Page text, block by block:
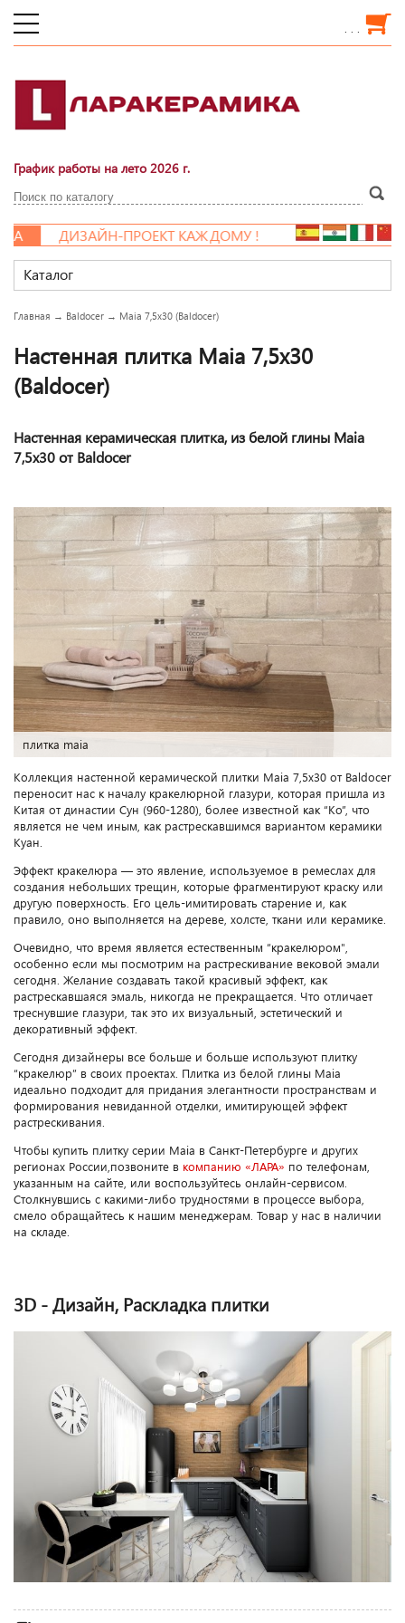
. . .
График работы на лето 2026 г.
ДИЗАЙН-ПРОЕКТ КАЖДОМУ !
Каталог
Главная → Baldocer → Maia 7,5x30 (Baldocer)
Настенная плитка Maia 7,5x30
(Baldocer)
Настенная керамическая плитка, из белой глины Maia
7,5x30 от Baldocer
maia baldocer
Коллекция настенной керамической плитки Maia 7,5x30 от Baldocer
переносит нас к началу кракелюрной глазури, которая пришла из
Китая от династии Сун (960-1280), более известной как “Ко”, что
является не чем иным, как растрескавшимся вариантом керамики
Куан.
Эффект кракелюра — это явление, используемое в ремеслах для
создания небольших трещин, которые фрагментируют краску или
другую поверхность. Его цель-имитировать старение и, как
правило, оно выполняется на дереве, холсте, ткани или керамике.
Очевидно, что время является естественным “кракелюром",
особенно если мы посмотрим на растрескивание вековой эмали
сегодня. Желание создавать такой красивый эффект, как
растрескавшаяся эмаль, никогда не прекращается. Что отличает
треснувшие глазури, так это их визуальный, эстетический и
декоративный эффект.
Сегодня дизайнеры все больше и больше используют плитку
“кракелюр” в своих проектах. Плитка из белой глины Maia
идеально подходит для придания элегантности пространствам и
формирования невиданной отделки, имитирующей эффект
растрескивания.
Чтобы купить плитку серии Maia в Санкт-Петербурге и других
регионах России,позвоните в компанию «ЛАРА» по телефонам,
указанным на сайте, или воспользуйтесь онлайн-сервисом.
Столкнувшись с какими-либо трудностями в процессе выбора,
смело обращайтесь к нашим менеджерам. Товар у нас в наличии
на складе.
3D - Дизайн, Раскладка плитки